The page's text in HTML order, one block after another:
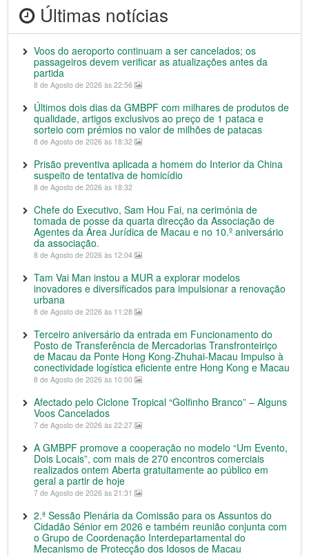
Últimas notícias
Voos do aeroporto continuam a ser cancelados; os
passageiros devem verificar as atualizações antes da
partida
8 de Agosto de 2026 às 22:56
Últimos dois dias da GMBPF com milhares de produtos de
qualidade, artigos exclusivos ao preço de 1 pataca e
sorteio com prémios no valor de milhões de patacas
8 de Agosto de 2026 às 18:32
Prisão preventiva aplicada a homem do Interior da China
suspeito de tentativa de homicídio
8 de Agosto de 2026 às 18:32
Chefe do Executivo, Sam Hou Fai, na cerimónia de
tomada de posse da quarta direcção da Associação de
Agentes da Área Jurídica de Macau e no 10.º aniversário
da associação.
8 de Agosto de 2026 às 12:04
Tam Vai Man instou a MUR a explorar modelos
inovadores e diversificados para impulsionar a renovação
urbana
8 de Agosto de 2026 às 11:28
Terceiro aniversário da entrada em Funcionamento do
Posto de Transferência de Mercadorias Transfronteiriço
de Macau da Ponte Hong Kong-Zhuhai-Macau Impulso à
conectividade logística eficiente entre Hong Kong e Macau
8 de Agosto de 2026 às 10:00
Afectado pelo Ciclone Tropical “Golfinho Branco” – Alguns
Voos Cancelados
7 de Agosto de 2026 às 22:27
A GMBPF promove a cooperação no modelo “Um Evento,
Dois Locais”, com mais de 270 encontros comerciais
realizados ontem Aberta gratuitamente ao público em
geral a partir de hoje
7 de Agosto de 2026 às 21:31
2.ª Sessão Plenária da Comissão para os Assuntos do
Cidadão Sénior em 2026 e também reunião conjunta com
o Grupo de Coordenação Interdepartamental do
Mecanismo de Protecção dos Idosos de Macau